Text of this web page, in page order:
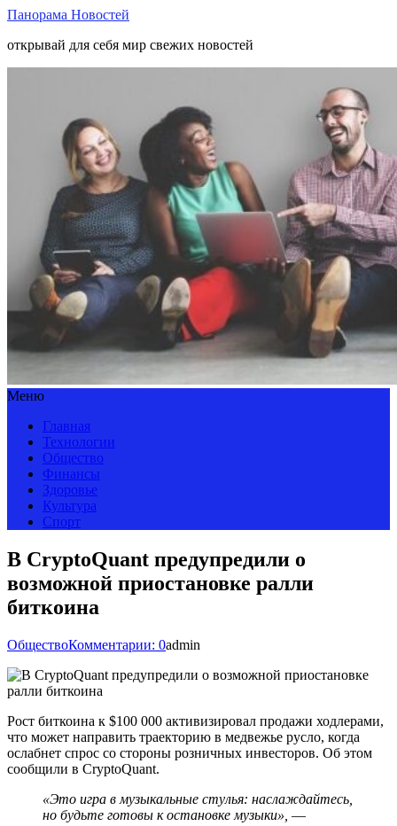
Панорама Новостей
открывай для себя мир свежих новостей
Меню
Главная
Технологии
Общество
Финансы
Здоровье
Культура
Спорт
В CryptoQuant предупредили о
возможной приостановке ралли
биткоина
ОбществоКомментарии: 0admin
Рост биткоина к $100 000 активизировал продажи ходлерами,
что может направить траекторию в медвежье русло, когда
ослабнет спрос со стороны розничных инвесторов. Об этом
сообщили в CryptoQuant.
«Это игра в музыкальные стулья: наслаждайтесь,
но будьте готовы к остановке музыки», —